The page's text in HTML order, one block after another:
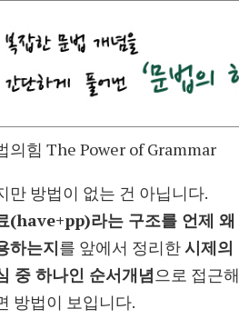
의힘 The Power of Grammar
만 방법이 없는 건 아닙니다.
(have+pp)라는 구조를 언제 왜
하는지를 앞에서 정리한시제의
중 하나인 순서개념으로 접근해
방법이 보입니다.